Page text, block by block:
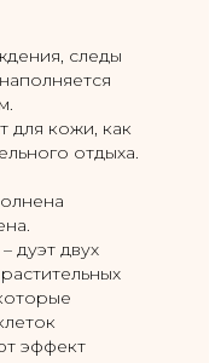
следы
для кожи, как
отдыха.
дуэт двух
эффект